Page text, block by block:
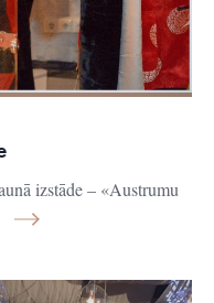
izstāde – «Austrumu